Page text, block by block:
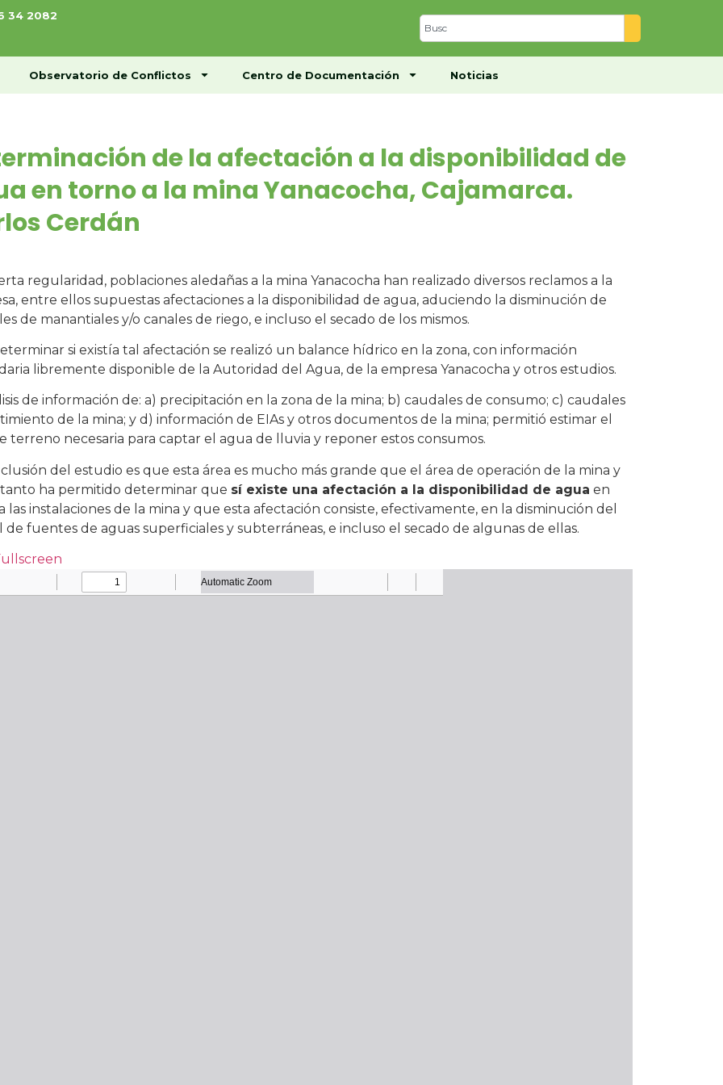
34 2082
Observatorio de Conflictos Centro de Documentación Noticias
Conócenos Centro de Documentación Noticias
de la afectación a la disponibilidad de
en torno a la mina Yanacocha, Cajamarca.
Cerdán
regularidad, poblaciones aledañas a la mina Yanacocha han realizado diversos reclamos a la
entre ellos supuestas afectaciones a la disponibilidad de agua, aduciendo la disminución de
de manantiales y/o canales de riego, e incluso el secado de los mismos.
si existía tal afectación se realizó un balance hídrico en la zona, con información
libremente disponible de la Autoridad del Agua, de la empresa Yanacocha y otros estudios.
de información de: a) precipitación en la zona de la mina; b) caudales de consumo; c) caudales
de la mina; y d) información de EIAs y otros documentos de la mina; permitió estimar el
terreno necesaria para captar el agua de lluvia y reponer estos consumos.
del estudio es que esta área es mucho más grande que el área de operación de la mina y
ha permitido determinar que sí existe una afectación a la disponibilidad de agua en
las instalaciones de la mina y que esta afectación consiste, efectivamente, en la disminución del
de fuentes de aguas superficiales y subterráneas, e incluso el secado de algunas de ellas.